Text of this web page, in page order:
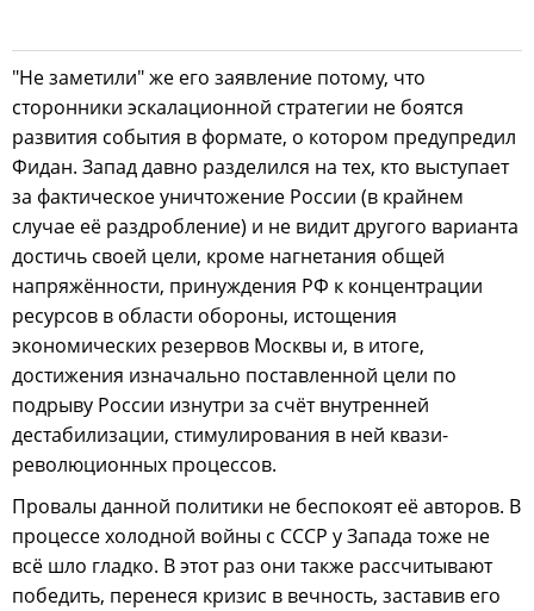
"Не заметили" же его заявление потому, что
сторонники эскалационной стратегии не боятся
развития события в формате, о котором предупредил
Фидан. Запад давно разделился на тех, кто выступает
за фактическое уничтожение России (в крайнем
случае её раздробление) и не видит другого варианта
достичь своей цели, кроме нагнетания общей
напряжённости, принуждения РФ к концентрации
ресурсов в области обороны, истощения
экономических резервов Москвы и, в итоге,
достижения изначально поставленной цели по
подрыву России изнутри за счёт внутренней
дестабилизации, стимулирования в ней квази-
революционных процессов.
Провалы данной политики не беспокоят её авторов. В
процессе холодной войны с СССР у Запада тоже не
всё шло гладко. В этот раз они также рассчитывают
победить, перенеся кризис в вечность, заставив его